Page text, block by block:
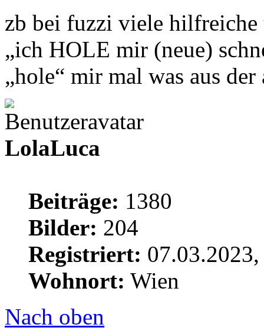
zb bei fuzzi viele
„ich HOLE mir (neue)
„hole“ mir mal was aus
LolaLuca
Beiträge: 1380
Bilder: 204
Registriert:
Wohnort: Wien
Nach oben